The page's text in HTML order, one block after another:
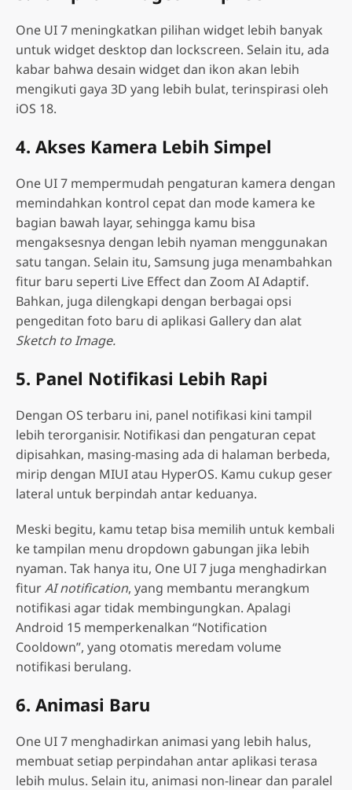
One UI 7 meningkatkan pilihan widget lebih banyak
untuk widget desktop dan lockscreen. Selain itu, ada
kabar bahwa desain widget dan ikon akan lebih
mengikuti gaya 3D yang lebih bulat, terinspirasi oleh
iOS 18.
4. Akses Kamera Lebih Simpel
One UI 7 mempermudah pengaturan kamera dengan
memindahkan kontrol cepat dan mode kamera ke
bagian bawah layar, sehingga kamu bisa
mengaksesnya dengan lebih nyaman menggunakan
satu tangan. Selain itu, Samsung juga menambahkan
fitur baru seperti Live Effect dan Zoom AI Adaptif.
Bahkan, juga dilengkapi dengan berbagai opsi
pengeditan foto baru di aplikasi Gallery dan alat
Sketch to Image.
5. Panel Notifikasi Lebih Rapi
Dengan OS terbaru ini, panel notifikasi kini tampil
lebih terorganisir. Notifikasi dan pengaturan cepat
dipisahkan, masing-masing ada di halaman berbeda,
mirip dengan MIUI atau HyperOS. Kamu cukup geser
lateral untuk berpindah antar keduanya.
Meski begitu, kamu tetap bisa memilih untuk kembali
ke tampilan menu dropdown gabungan jika lebih
nyaman. Tak hanya itu, One UI 7 juga menghadirkan
fiturAI notification, yang membantu merangkum
notifikasi agar tidak membingungkan. Apalagi
Android 15 memperkenalkan “Notification
Cooldown”, yang otomatis meredam volume
notifikasi berulang.
6. Animasi Baru
One UI 7 menghadirkan animasi yang lebih halus,
membuat setiap perpindahan antar aplikasi terasa
lebih mulus. Selain itu, animasi non-linear dan paralel